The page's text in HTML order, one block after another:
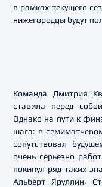
в рамках текущего
нижегородцы будут
Команда Дмитрия
ставила перед
Однако на пути к
шага: в
сопутствовал
очень серьезно
покинул ряд таких
Альберт Яруллин,